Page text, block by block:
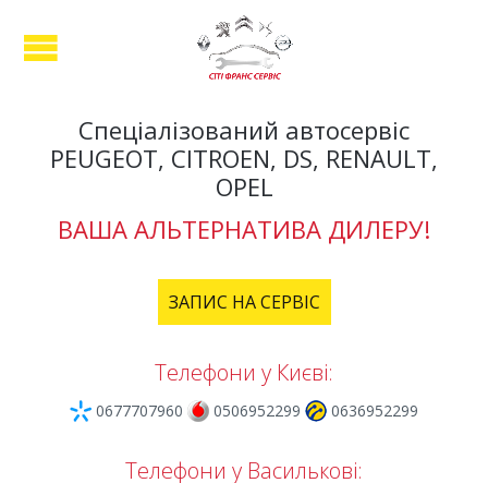
Спеціалізований автосервіс
PEUGEOT, CITROEN, DS, RENAULT,
OPEL
ВАША АЛЬТЕРНАТИВА ДИЛЕРУ!
ЗАПИС НА СЕРВІС
Телефони у Києві:
0677707960 0506952299 0636952299
Телефони у Василькові: